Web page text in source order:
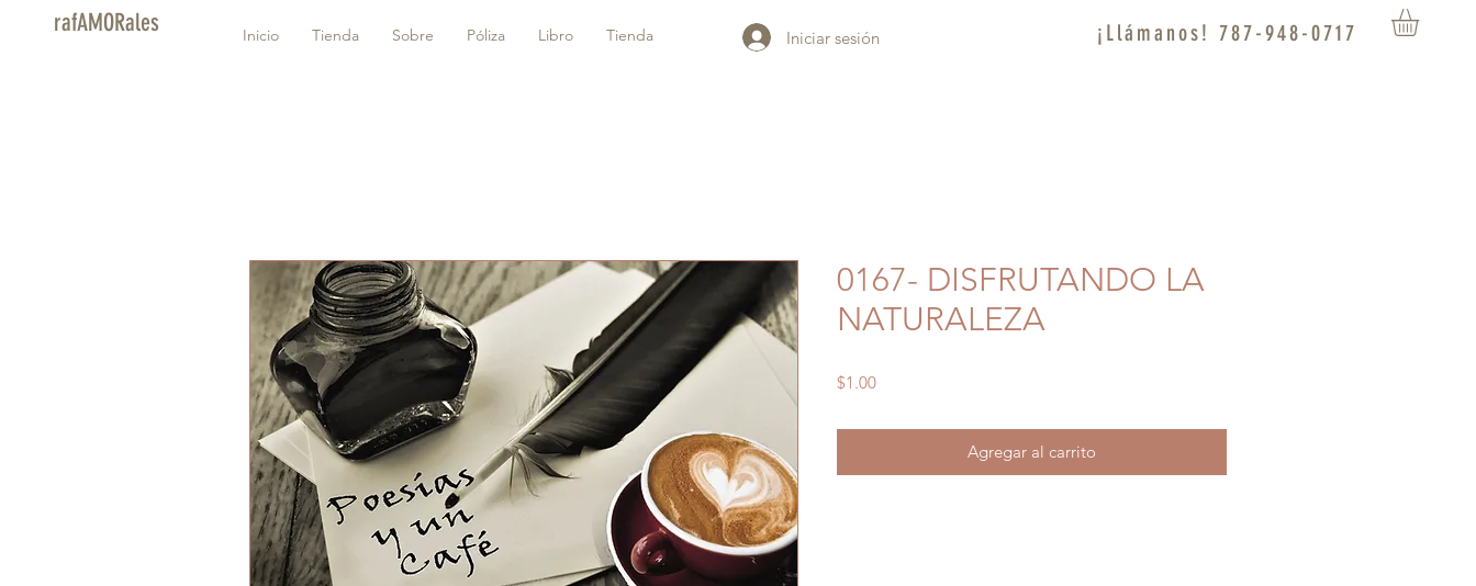
rafAMORales Inicio Tienda Sobre Póliza Libro Tienda Iniciar sesión ¡Llámanos! 787-948-0717
0167- DISFRUTANDO LA
NATURALEZA
$1.00Precio
Agregar al carrito